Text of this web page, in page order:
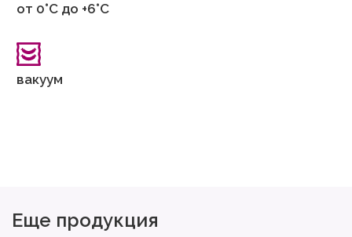
от 0°С до +6°С
вакуум
Еще продукция